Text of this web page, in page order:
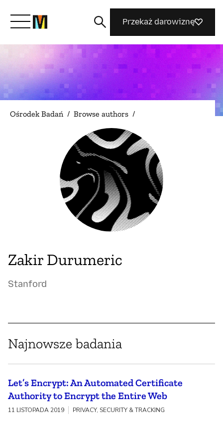
Poznaj Mozillę
Co robimy
Dołącz do nas
Magazyn
Przekaż darowiznę
Ośrodek Badań / Browse authors /
Zakir Durumeric
Stanford
Najnowsze badania
Let’s Encrypt: An Automated Certificate
Authority to Encrypt the Entire Web
11 LISTOPADA 2019 PRIVACY, SECURITY & TRACKING